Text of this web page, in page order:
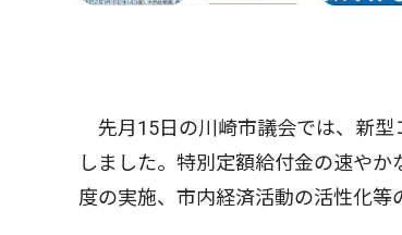
先月15日の川崎市議会では、新型
しました。特別定額給付金の速や
度の実施、市内経済活動の活性化等